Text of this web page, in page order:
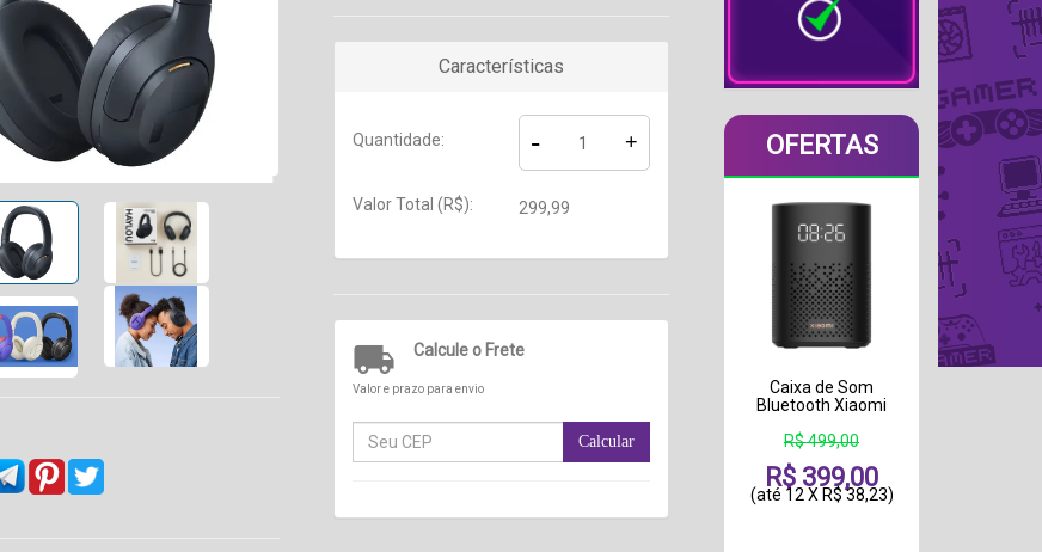
Características
Quantidade: - +
Valor Total (R$): 299,99
 Calcule o Frete
Valor e prazo para envio
Calcular
OFERTAS
Caixa de Som
Bluetooth Xiaomi
R$ 499,00
R$ 399,00
(até 12 X R$ 38,23)